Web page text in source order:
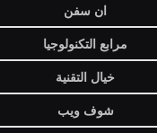
ان سفن
مرابع التكنولوجيا
خيال التقنية
شوف ويب